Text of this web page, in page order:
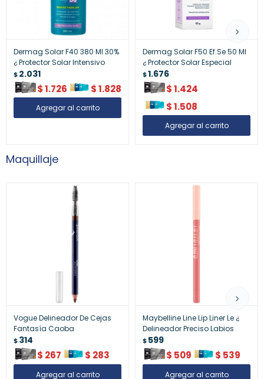
Dermag Solar F40 380 Ml 30%
¿ Protector Solar Intensivo
$2.031
$1.726 $1.828
Dermag Solar F50 Ef.Se 50 Ml
¿ Protector Solar Especial
$1.676
$1.424
$1.508
Maquillaje
Vogue Delineador De Cejas
Fantasía Caoba
$314
$ 267 $ 283
Maybelline Line Lip Liner Le ¿
Delineador Preciso Labios
$599
$ 509 $ 539